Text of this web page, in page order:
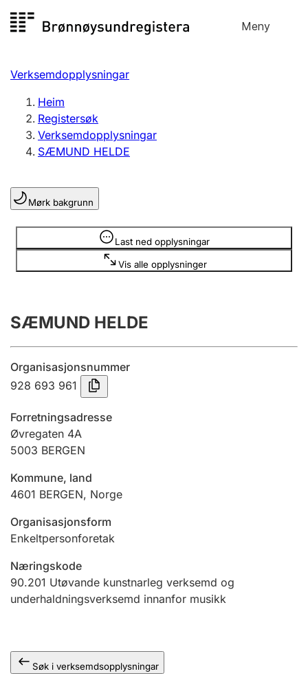
til
Meny
Registersøk
Aksjeselskap
Enkeltpersonføretak
Registrere, endre, slette
Lag og foreining
Registrere, endre, slette
Årsrekneskap
Innsending og forseinkingsgebyr
Tinglysing
Jeger
Ektepaktrettleiaren
Andre tema
Verksemdopplysningar
Heim
Registersøk
Verksemdopplysningar
SÆMUND HELDE
Mørk bakgrunn
Last ned opplysningar
Vis alle opplysninger
Opplysninger er skjult
SÆMUND HELDE
Organisasjonsnummer
928 693 961
Forretningsadresse
Øvregaten 4A
5003 BERGEN
Kommune, land
4601 BERGEN, Norge
Organisasjonsform
Enkeltpersonforetak
Næringskode
90.201 Utøvande kunstnarleg verksemd og
underhaldningsverksemd innanfor musikk
Søk i verksemdsopplysningar